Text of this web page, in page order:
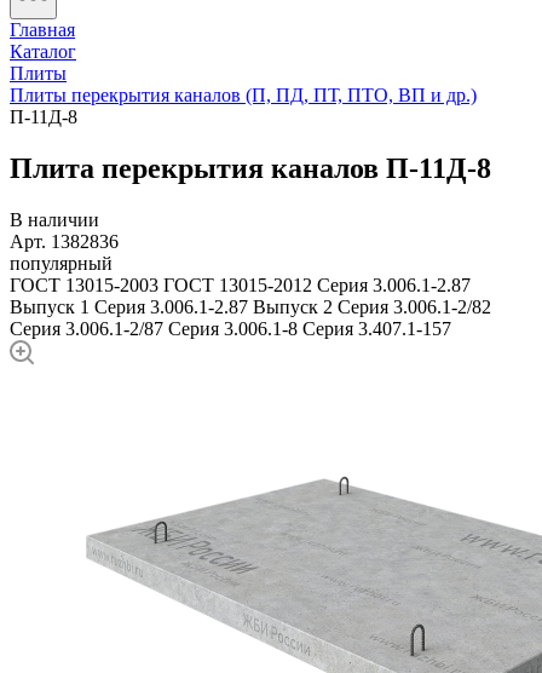
Главная
Каталог
Плиты
Плиты перекрытия каналов (П, ПД, ПТ, ПТО, ВП и др.)
П-11Д-8
Плита перекрытия каналов П-11Д-8
В наличии
Арт. 1382836
популярный
ГОСТ 13015-2003 ГОСТ 13015-2012 Серия 3.006.1-2.87
Выпуск 1 Серия 3.006.1-2.87 Выпуск 2 Серия 3.006.1-2/82
Серия 3.006.1-2/87 Серия 3.006.1-8 Серия 3.407.1-157